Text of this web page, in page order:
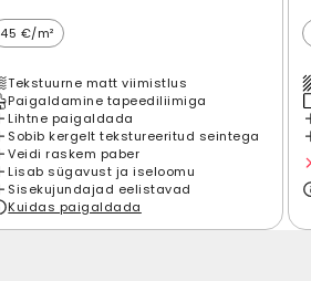
45 €/m²
Tekstuurne matt viimistlus
Paigaldamine tapeediliimiga
Lihtne paigaldada
Sobib kergelt tekstureeritud seintega
Veidi raskem paber
Lisab sügavust ja iseloomu
Sisekujundajad eelistavad
Kuidas paigaldada